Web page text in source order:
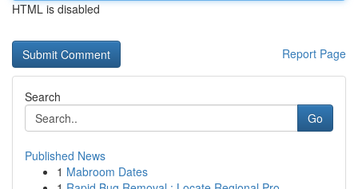
HTML is disabled
Report Page
Search
Go
Published News
1 Mabroom Dates